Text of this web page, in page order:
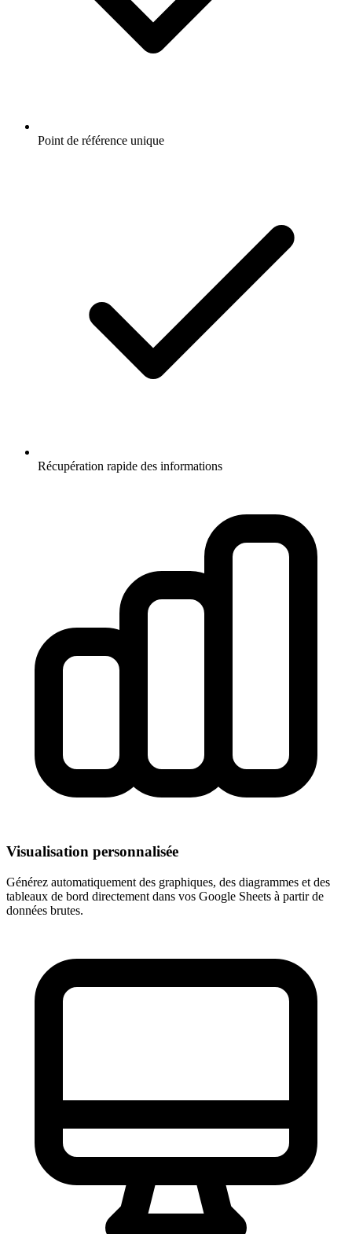
Point de référence unique
Récupération rapide des informations
Visualisation personnalisée
Générez automatiquement des graphiques, des diagrammes et des
tableaux de bord directement dans vos Google Sheets à partir de
données brutes.